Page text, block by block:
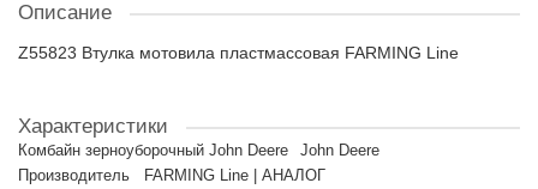
Описание
Z55823 Втулка мотовила пластмассовая FARMING Line
Характеристики
Комбайн зерноуборочный John Deere
John Deere
Производитель
FARMING Line | АНАЛОГ